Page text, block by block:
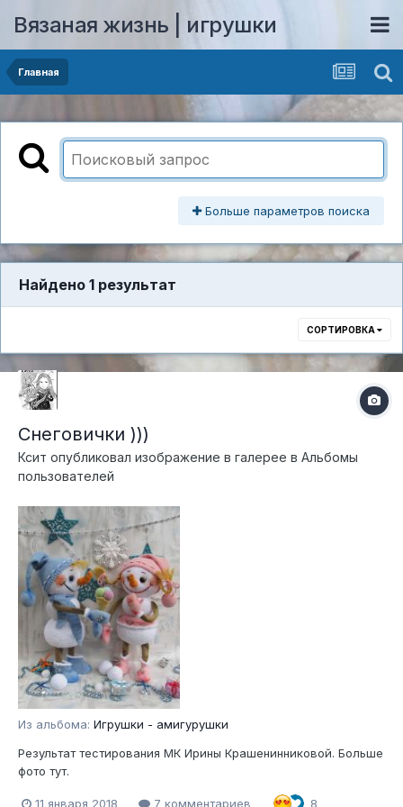
Вязаная жизнь | игрушки
Главная
Больше параметров поиска
Найдено 1 результат
СОРТИРОВКА
Снеговички )))
Ксит опубликовал изображение в галерее в Альбомы
пользователей
Из альбома: Игрушки - амигурушки
Результат тестирования МК Ирины Крашенинниковой. Больше
фото тут.
11 января 2018 7 комментариев 8